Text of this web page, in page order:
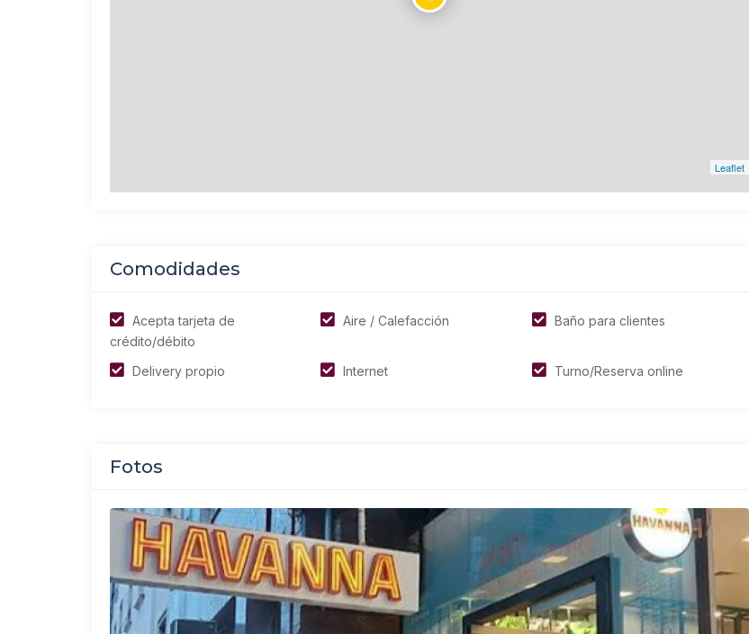
Leaflet
Comodidades
Acepta tarjeta de
crédito/débito
Aire / Calefacción Baño para clientes
Delivery propio Internet Turno/Reserva online
Fotos